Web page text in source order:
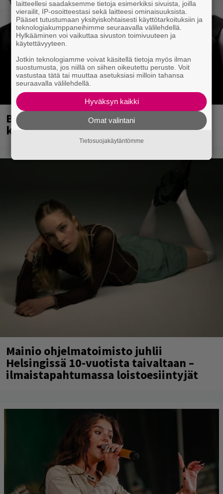
Blind Channel palasi tauolta – tältä
kuulostaa uusi musiikki
Mainio ohjelmatoimisto juhlii
Helsingissä 10-vuotista taivaltaan –
ilmaistapahtumassa loistoesiintyjät
laitteellesi saadaksemme tietoja esimerkiksi sivuista, joilla
vierailit, IP-osoitteestasi sekä laitteesi ominaisuuksista.
Pääset tutustumaan yksityiskohtaisesti käyttötarkoituksiin ja
teknologiakumppaneihimme seuraavalla välilehdellä.
Hylkääminen voi vaikuttaa sivuston toimivuuteen ja
käytettävyyteen.
Jotkin teknologiamme voivat käsitellä tietoja myös ilman
suostumusta, jos niillä on siihen oikeutettu peruste. Voit
vastustaa tätä tai muuttaa asetuksiasi milloin tahansa
seuraavalla välilehdellä.
Hyväksyn kaikki
Omat valintani
Tietosuojakäytäntömme